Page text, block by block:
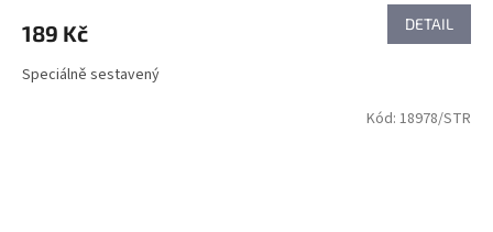
189 Kč DETAIL
Speciálně sestavený
Kód: 18978/STR